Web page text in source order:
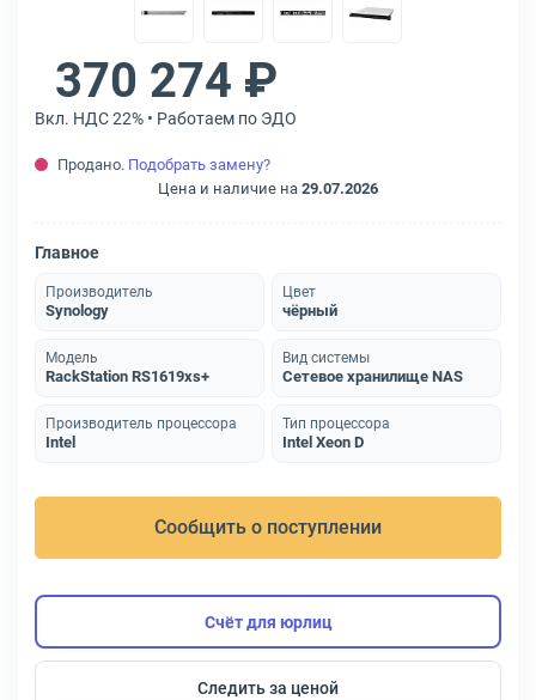
370 274 ₽
Вкл. НДС 22% • Работаем по ЭДО
Продано. Подобрать замену?
Цена и наличие на 29.07.2026
Главное
Производитель
Synology
Цвет
чёрный
Модель
RackStation RS1619xs+
Вид системы
Сетевое хранилище NAS
Производитель процессора
Intel
Тип процессора
Intel Xeon D
Сообщить о поступлении
Счёт для юрлиц
Следить за ценой